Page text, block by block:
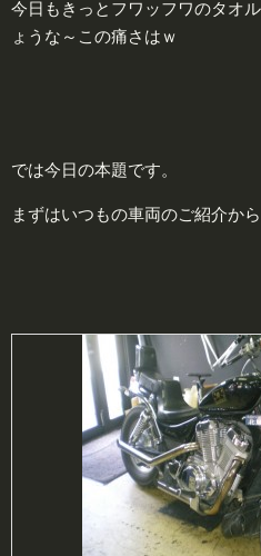
今日もきっとフワッフワのタオ
ょうな～この痛さはｗ
では今日の本題です。
まずはいつもの車両のご紹介から